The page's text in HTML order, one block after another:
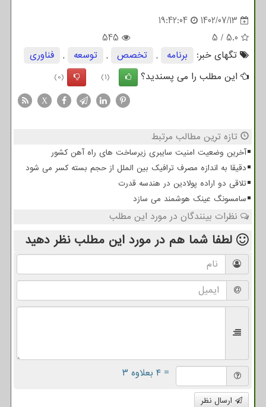
1402/07/13
19:42:04
5.0
/
5
545
تگهای خبر:
برنامه , تخصص , توسعه ,
فناوری
این مطلب را می پسندید؟
(1)
(0)
X
تازه ترین مطالب مرتبط
آخرین وضعیت امنیت سایبری زیرساخت های راه آهن کشور
دقیقا به اندازه مصرف ترافیک بین الملل از حجم بسته کسر می شود
تلاقی دو اراده پولادین در هندسه قدرت
سامسونگ عینک هوشمند می سازد
نظرات بینندگان در مورد این مطلب
لطفا شما هم در مورد این مطلب نظر دهید
= ۴ بعلاوه ۳
ارسال نظر